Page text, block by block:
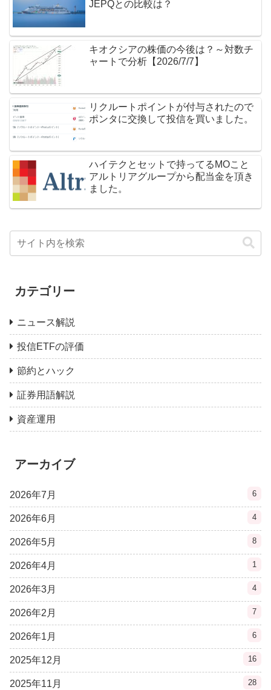
JEPQとの比較は？
キオクシアの株価の今後は？～対数チ
ャートで分析【2026/7/7】
リクルートポイントが付与されたので
ポンタに交換して投信を買いました。
ハイテクとセットで持ってるMOこと
アルトリアグループから配当金を頂き
ました。
カテゴリー
ニュース解説
投信ETFの評価
節約とハック
証券用語解説
資産運用
アーカイブ
2026年7月 6
2026年6月 4
2026年5月 8
2026年4月 1
2026年3月 4
2026年2月 7
2026年1月 6
2025年12月 16
2025年11月 28